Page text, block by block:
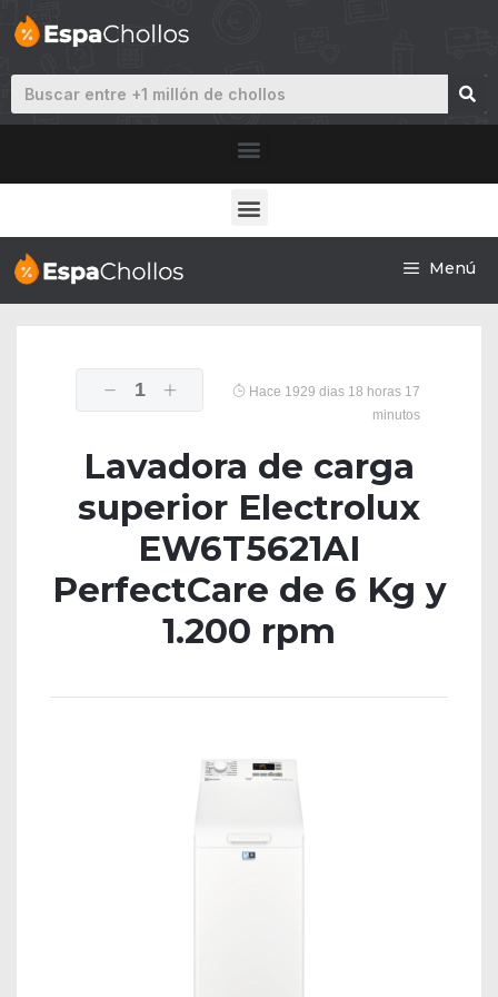
Menú
1
Hace 1929 dias 18 horas 17
minutos
Lavadora de carga
superior Electrolux
EW6T5621AI
PerfectCare de 6 Kg y
1.200 rpm